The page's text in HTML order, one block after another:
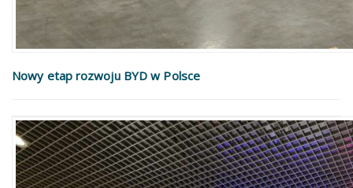
Nowy etap rozwoju BYD w Polsce